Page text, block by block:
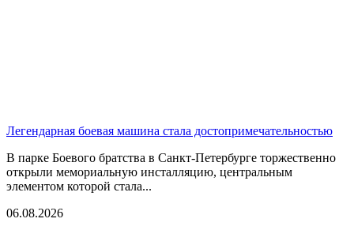
Легендарная боевая машина стала достопримечательностью
В парке Боевого братства в Санкт-Петербурге торжественно
открыли мемориальную инсталляцию, центральным
элементом которой стала...
06.08.2026